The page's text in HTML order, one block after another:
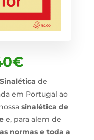
€
Sinalética de
em Portugal ao
sinalética de
e, para alem de
normas e toda a